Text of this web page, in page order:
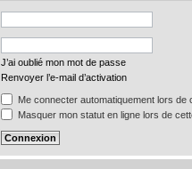
J’ai oublié mon mot de passe
Renvoyer l’e-mail d’activation
Me connecter automatiquement lors de
Masquer mon statut en ligne lors de